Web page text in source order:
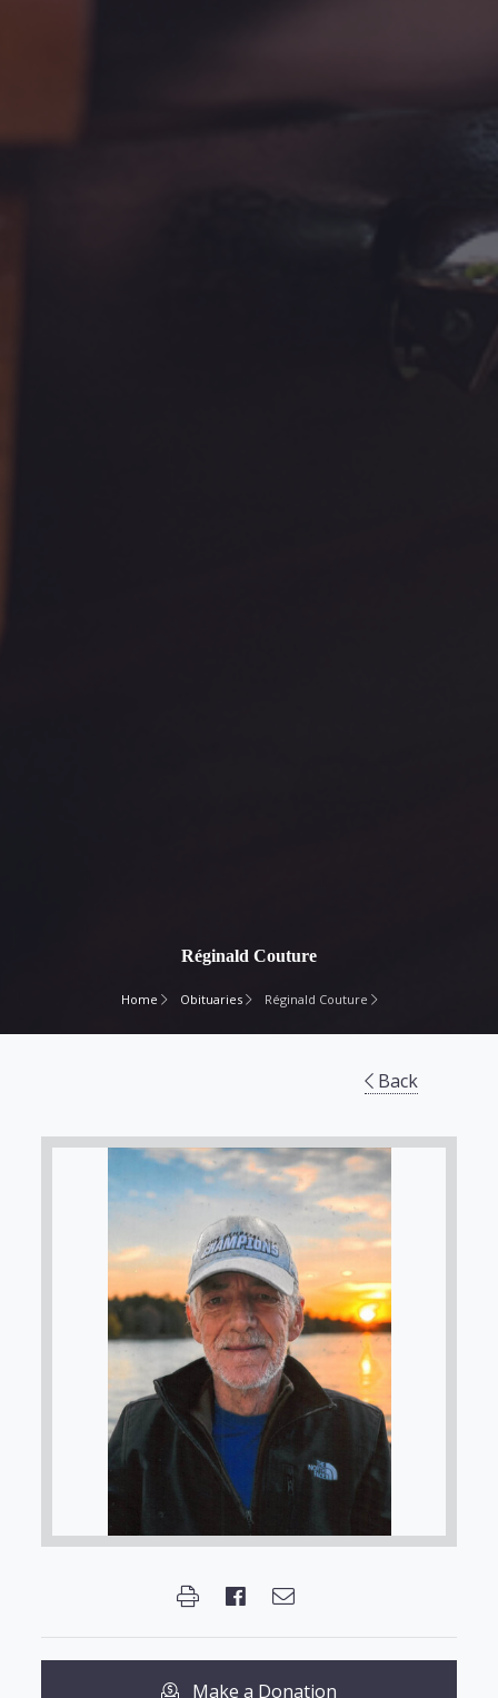
Réginald Couture
Home Obituaries Réginald Couture
Back
Make a Donation